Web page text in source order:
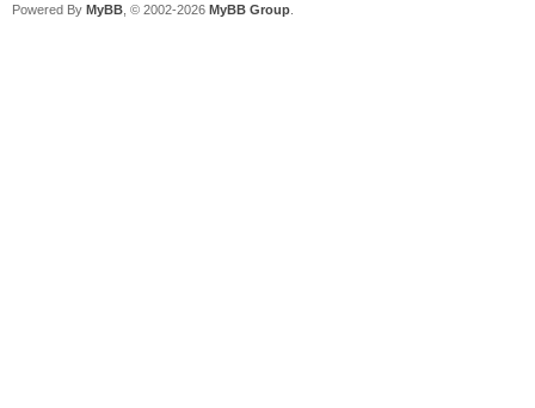
Powered By MyBB , © 2002-2026 MyBB Group